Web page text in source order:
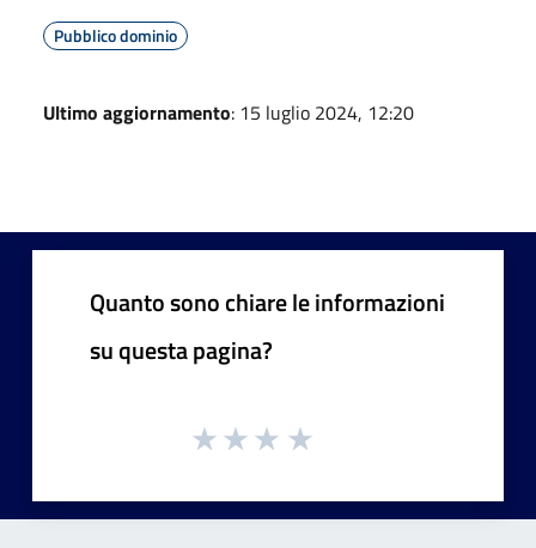
Pubblico dominio
Ultimo aggiornamento: 15 luglio 2024, 12:20
Quanto sono chiare le informazioni
su questa pagina?